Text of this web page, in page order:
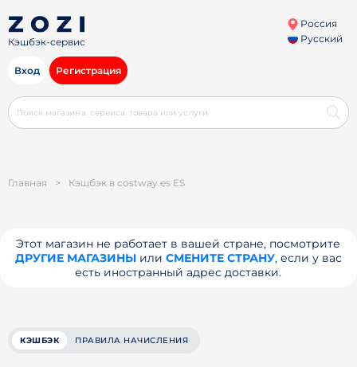
Кэшбэк-сервис
Россия
Русский
Вход Регистрация
Главная > Кэшбэк в costway.es ES
Этот магазин не работает в вашей стране, посмотрите
ДРУГИЕ МАГАЗИНЫили СМЕНИТЕ СТРАНУ, если у вас
есть иностранный адрес доставки.
КЭШБЭК ПРАВИЛА НАЧИСЛЕНИЯ